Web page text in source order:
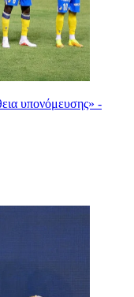
υπονόμευσης» -